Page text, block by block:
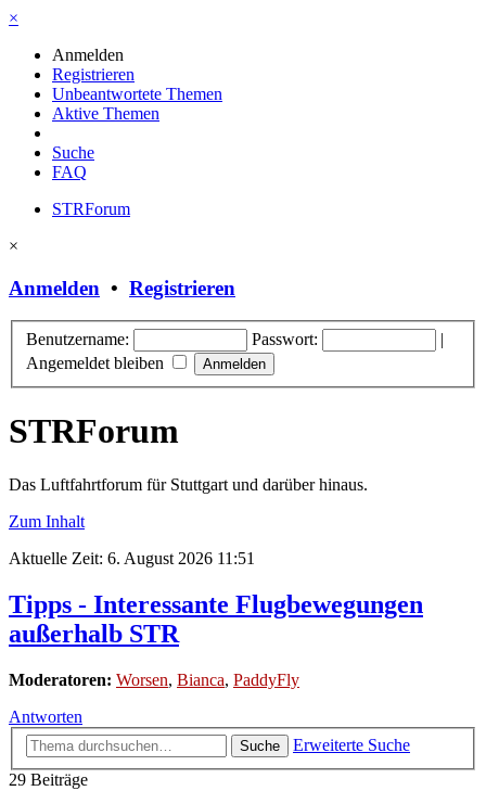
×
Anmelden
Registrieren
Unbeantwortete Themen
Aktive Themen
Suche
FAQ
STRForum
×
Anmelden • Registrieren
Benutzername: Passwort:
|
Angemeldet bleiben
STRForum
Das Luftfahrtforum für Stuttgart und darüber hinaus.
Zum Inhalt
Aktuelle Zeit: 6. August 2026 11:51
Tipps - Interessante Flugbewegungen
außerhalb STR
Moderatoren: Worsen, Bianca, PaddyFly
Antworten
Suche
Erweiterte Suche
29 Beiträge